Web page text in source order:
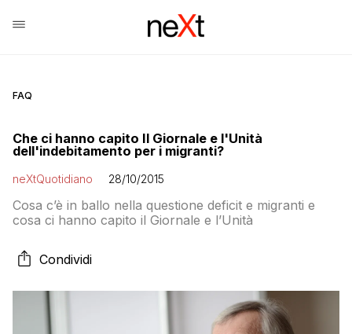
FAQ
Che ci hanno capito Il Giornale e l'Unità
dell'indebitamento per i migranti?
neXtQuotidiano 28/10/2015
Cosa c’è in ballo nella questione deficit e migranti e
cosa ci hanno capito il Giornale e l’Unità
Condividi